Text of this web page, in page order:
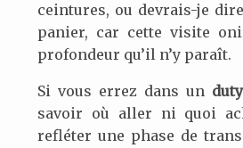
ceintures, ou devrais-je
panier, car cette visite
profondeur qu’il n’y paraît.
Si vous errez dans un
savoir où aller ni quoi
refléter une phase de